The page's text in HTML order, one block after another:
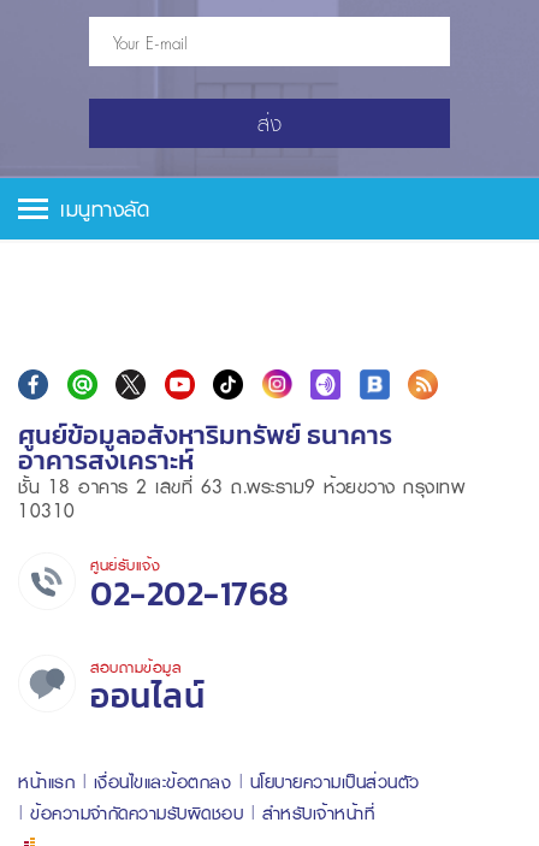
ส่ง
เมนูทางลัด
ศูนย์ข้อมูลอสังหาริมทรัพย์ ธนาคาร
อาคารสงเคราะห์
ชั้น 18 อาคาร 2 เลขที่ 63 ถ.พระราม9 ห้วยขวาง กรุงเทพ
10310
ศูนย์รับแจ้ง
02-202-1768
สอบถามข้อมูล
ออนไลน์
หน้าแรก เงื่อนไขและข้อตกลง
นโยบายความเป็นส่วนตัว
ข้อความจำกัดความรับผิดชอบ
สำหรับเจ้าหน้าที่